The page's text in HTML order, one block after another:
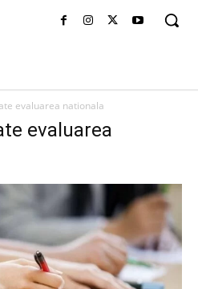
evaluarea nationala
evaluarea